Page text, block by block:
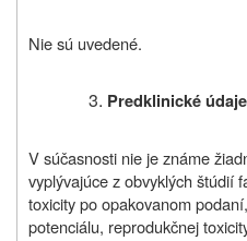
Nie sú uvedené.
Predklinické
V súčasnosti nie je známe
vyplývajúce z obvyklých štúdií
toxicity po opakovanom
potenciálu, reprodukčnej